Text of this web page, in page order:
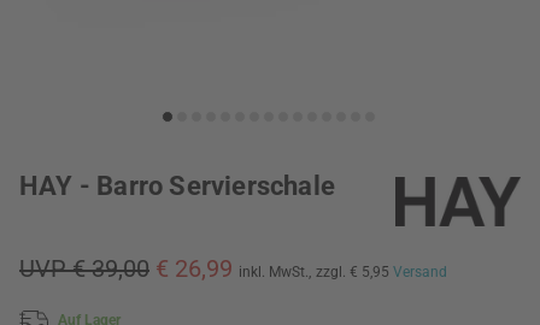
HAY - Barro Servierschale
UVP € 39,00 € 26,99 inkl. MwSt., zzgl. € 5,95 Versand
Auf Lager